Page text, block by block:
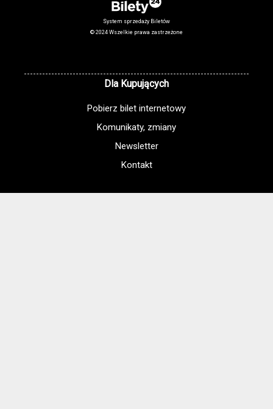
System sprzedaży Biletów
© 2024 Wszelkie prawa zastrzeżone
Dla Kupujących
Pobierz bilet internetowy
Komunikaty, zmiany
Newsletter
Kontakt